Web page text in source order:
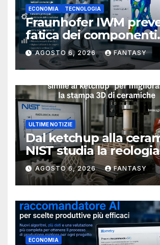
ECONOMIA TECNOLOGIA
Fraunhofer IWM
fatica dei componenti
metallici stampati in
AGOSTO 6, 2026 FANTASY
ULTIME NOTIZIE
Dal ketchup alla
NIST studia la
rendere più affidabile
stampa 3D
AGOSTO 6, 2026 FANTASY
ECONOMIA